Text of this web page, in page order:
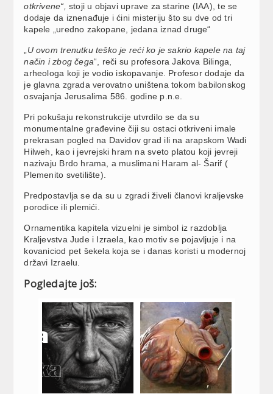
otkrivene“, stoji u objavi uprave za starine (IAA), te se
dodaje da iznenađuje i ćini misteriju što su dve od tri
kapele „uredno zakopane, jedana iznad druge“
U ovom trenutku teško je reći ko je sakrio kapele na taj
način i zbog čega“, reči su profesora Jakova Bilinga,
arheologa koji je vodio iskopavanje. Profesor dodaje da
je glavna zgrada verovatno uništena tokom babilonskog
osvajanja Jerusalima 586. godine p.n.e.
Pri pokušaju rekonstrukcije utvrdilo se da su
monumentalne građevine čiji su ostaci otkriveni imale
prekrasan pogled na Davidov grad ili na arapskom Wadi
Hilweh, kao i jevrejski hram na sveto platou koji jevreji
nazivaju Brdo hrama, a muslimani Haram al- Šarif (
Plemenito svetilište).
Predpostavlja se da su u zgradi živeli članovi kraljevske
porodice ili plemići.
Ornamentika kapitela vizuelni je simbol iz razdoblja
Kraljevstva Jude i Izraela, kao motiv se pojavljuje i na
kovaniciod pet šekela koja se i danas koristi u modernoj
državi Izraelu.
Pogledajte još: